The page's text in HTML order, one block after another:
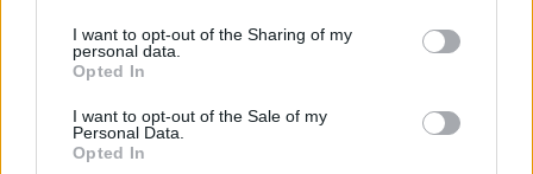
I want to opt-out of the Sharing of my
personal data.
Opted In
I want to opt-out of the Sale of my
Personal Data.
Opted In
Skytra a légitársaságoknak, olyan újonnan kifejlesztett
indexek alapján, ami a fontosabb régiók jegyárváltozásait
jegyárbevételüket eddig nem tudták fedezni semmilyen
módszerrel, jellemzően az olajár változásaira és a